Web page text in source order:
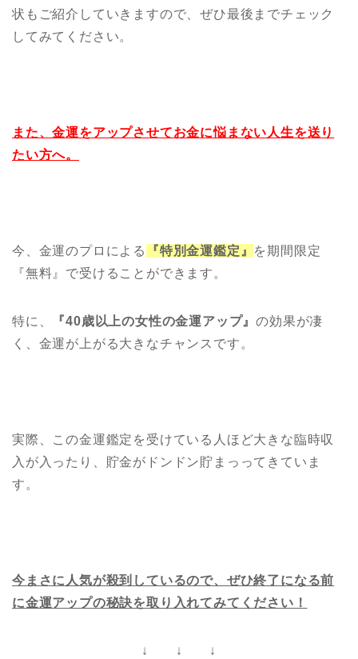
状もご紹介していきますので、ぜひ最後までチェック
してみてください。
また、金運をアップさせてお金に悩まない人生を送り
たい方へ。
今、金運のプロによる 『特別金運鑑定』 を期間限定
『無料』で受けることができます。
特に、 『40歳以上の女性の金運アップ』の効果が凄
く、金運が上がる大きなチャンスです。
実際、この金運鑑定を受けている人ほど大きな臨時収
入が入ったり、貯金がドンドン貯まっってきていま
す。
今まさに人気が殺到しているので、ぜひ終了になる前
に金運アップの秘訣を取り入れてみてください！
↓ ↓ ↓